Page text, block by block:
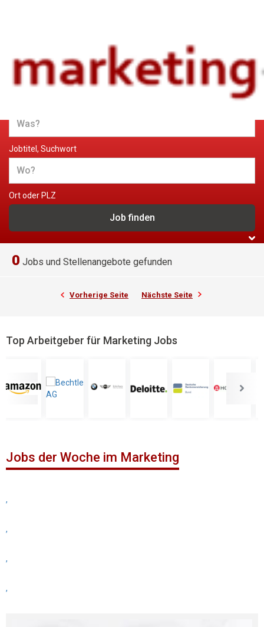
Jobs und Stellenangebote im
Marketing
Jobtitel, Suchwort
Ort oder PLZ
0 Jobs und Stellenangebote gefunden
Vorherige Seite Nächste Seite
Top Arbeitgeber für Marketing Jobs
Jobs der Woche im Marketing
,
,
,
,